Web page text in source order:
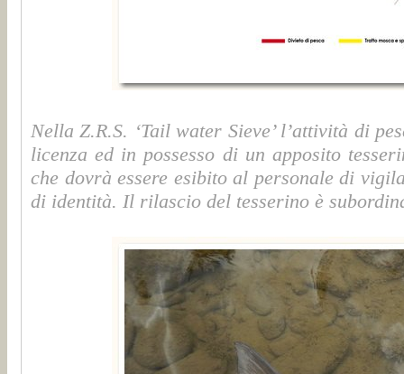
Nella Z.R.S. ‘Tail water Sieve’ l’attività di
licenza ed in possesso di un apposito
che dovrà essere esibito al personale di
di identità. Il rilascio del tesserino è